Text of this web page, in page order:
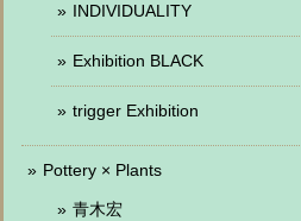
INDIVIDUALITY
Exhibition BLACK
trigger Exhibition
Pottery × Plants
青木宏